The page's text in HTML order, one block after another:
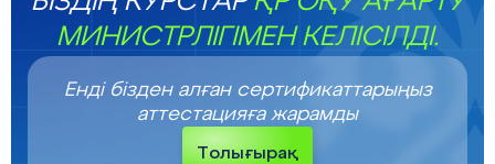
МИНИСТРЛІГІМЕН КЕЛІСІЛДІ.
Енді бізден алған сертификаттарыңыз
аттестацияға жарамды
Толығырақ